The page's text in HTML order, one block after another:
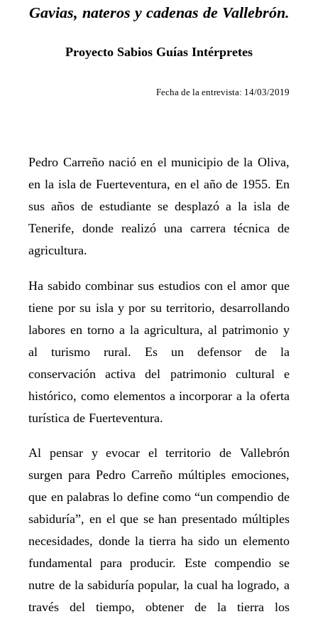
Gavias, nateros y cadenas de Vallebrón.
Proyecto Sabios Guías Intérpretes
Fecha de la entrevista: 14/03/2019
Pedro Carreño nació en el municipio de la Oliva,
en la isla de Fuerteventura, en el año de 1955. En
sus años de estudiante se desplazó a la isla de
Tenerife, donde realizó una carrera técnica de
agricultura.
Ha sabido combinar sus estudios con el amor que
tiene por su isla y por su territorio, desarrollando
labores en torno a la agricultura, al patrimonio y
al turismo rural. Es un defensor de la
conservación activa del patrimonio cultural e
histórico, como elementos a incorporar a la oferta
turística de Fuerteventura.
Al pensar y evocar el territorio de Vallebrón
surgen para Pedro Carreño múltiples emociones,
que en palabras lo define como “un compendio de
sabiduría”, en el que se han presentado múltiples
necesidades, donde la tierra ha sido un elemento
fundamental para producir. Este compendio se
nutre de la sabiduría popular, la cual ha logrado, a
través del tiempo, obtener de la tierra los